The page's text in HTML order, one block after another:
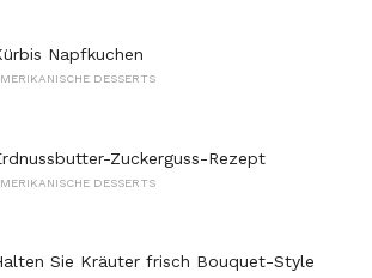
Napfkuchen
DESSERTS
Zuckerguss-Rezept
DESSERTS
Sie Kräuter frisch Bouquet-Style